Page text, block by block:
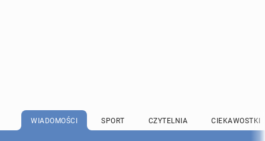
WIADOMOŚCI SPORT CZYTELNIA CIEKAWOSTKI